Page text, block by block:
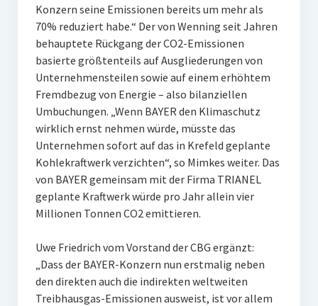
Konzern seine Emissionen bereits um mehr als
70% reduziert habe.“ Der von Wenning seit Jahren
behauptete Rückgang der CO2-Emissionen
basierte größtenteils auf Ausgliederungen von
Unternehmensteilen sowie auf einem erhöhtem
Fremdbezug von Energie – also bilanziellen
Umbuchungen. „Wenn BAYER den Klimaschutz
wirklich ernst nehmen würde, müsste das
Unternehmen sofort auf das in Krefeld geplante
Kohlekraftwerk verzichten“, so Mimkes weiter. Das
von BAYER gemeinsam mit der Firma TRIANEL
geplante Kraftwerk würde pro Jahr allein vier
Millionen Tonnen CO2 emittieren.
Uwe Friedrich vom Vorstand der CBG ergänzt:
„Dass der BAYER-Konzern nun erstmalig neben
den direkten auch die indirekten weltweiten
Treibhausgas-Emissionen ausweist, ist vor allem